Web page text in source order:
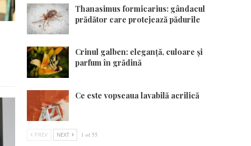
Thanasimus formicarius: gândacul
prădător care protejează pădurile
Crinul galben: eleganță, culoare și
parfum în grădină
Ce este vopseaua lavabilă acrilică
PREV NEXT 1 of 55